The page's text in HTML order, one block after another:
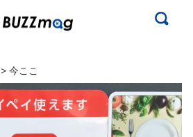
> 今ここ